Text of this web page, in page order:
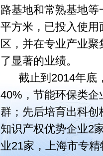
路基地和常熟基地
平方米，已投入使
区，并在专业产业
了显著的业绩。
截止到2014年底
40%，节能环保类
群；先后培育出科
知识产权优势企业2
业21家，上海市专